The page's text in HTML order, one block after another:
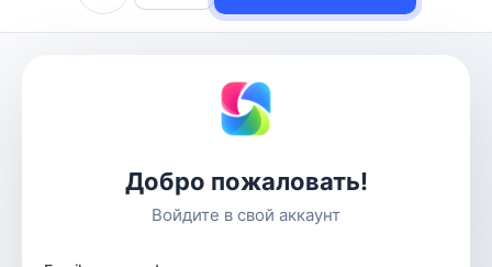
Добро пожаловать!
Войдите в свой аккаунт